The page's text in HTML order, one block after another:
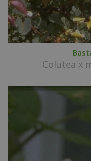
Colutea x